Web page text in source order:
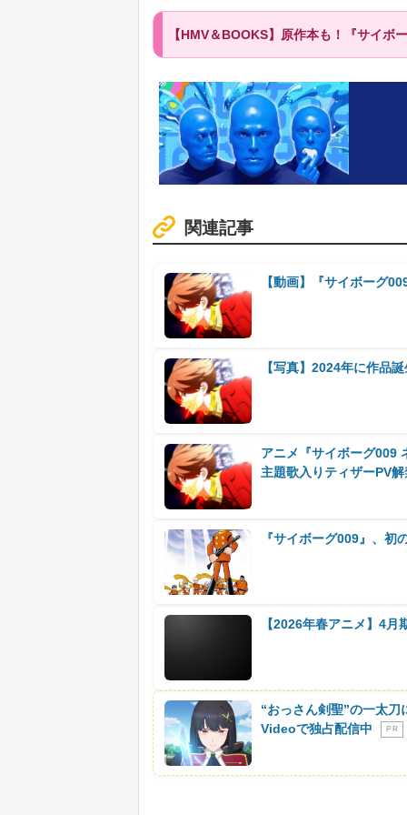
【HMV＆BOOKS】原作本も！『サイボ
関連記事
【動画】『サイボーグ
【写真】2024年に作品
アニメ『サイボーグ009
主題歌入りティザーPV解
『サイボーグ009』、
【2026年春アニメ】4
“おっさん剣聖”の一太
Videoで独占配信中
P R